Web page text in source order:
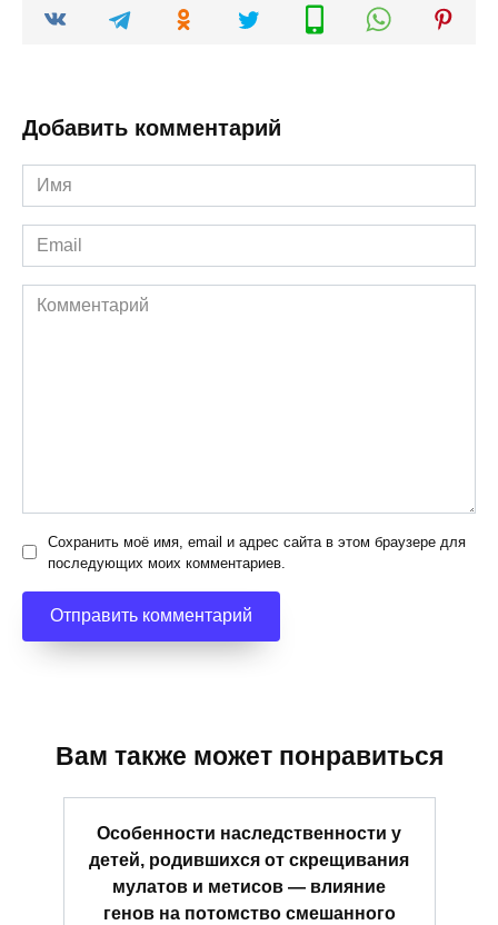
Добавить комментарий
Имя
*
Email
*
Комментарий
Сохранить моё имя, email и адрес сайта в этом браузере для
последующих моих комментариев.
Вам также может понравиться
Особенности наследственности у
детей, родившихся от скрещивания
мулатов и метисов — влияние
генов на потомство смешанного